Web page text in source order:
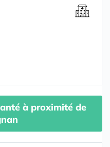
à proximité de